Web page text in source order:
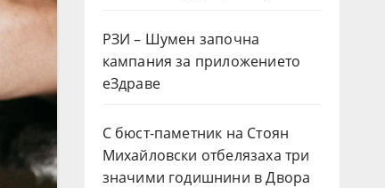
РЗИ – Шумен започна
кампания за приложението
еЗдраве
С бюст-паметник на Стоян
Михайловски отбелязаха три
значими годишнини в Двора